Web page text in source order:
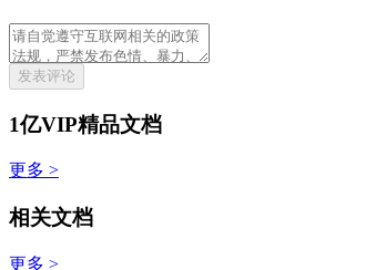
发表评论
1亿VIP精品文档
更多 >
相关文档
更多 >